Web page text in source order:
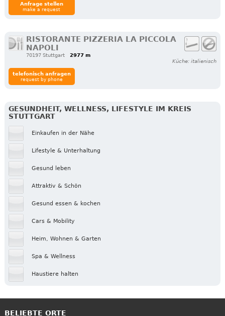
Anfrage stellen
make a request
RISTORANTE PIZZERIA LA PICCOLA
NAPOLI
70197 Stuttgart
2977 m
Küche: italienisch
telefonisch anfragen
request by phone
GESUNDHEIT, WELLNESS, LIFESTYLE IM KREIS
STUTTGART
Einkaufen in der Nähe
Lifestyle & Unterhaltung
Gesund leben
Attraktiv & Schön
Gesund essen & kochen
Cars & Mobility
Heim, Wohnen & Garten
Spa & Wellness
Haustiere halten
BELIEBTE ORTE